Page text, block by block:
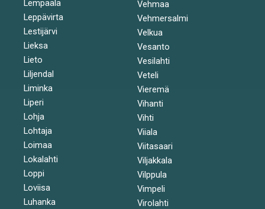
Lempäälä
Leppävirta
Lestijärvi
Lieksa
Lieto
Liljendal
Liminka
Liperi
Lohja
Lohtaja
Loimaa
Lokalahti
Loppi
Loviisa
Luhanka
Vehmaa
Vehmersalmi
Velkua
Vesanto
Vesilahti
Veteli
Vieremä
Vihanti
Vihti
Viiala
Viitasaari
Viljakkala
Vilppula
Vimpeli
Virolahti